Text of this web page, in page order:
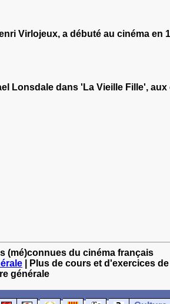
Virlojeux, a débuté au cinéma
Lonsdale dans 'La Vieille Fille',
(mé)connues du cinéma français
| Plus de cours et d'exercices
générale